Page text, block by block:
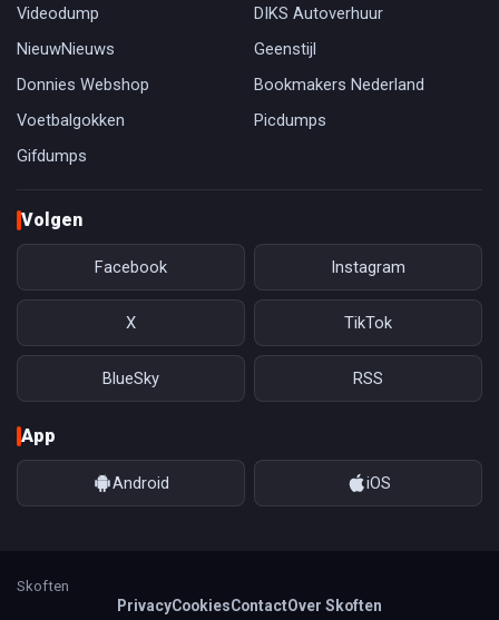
Videodump
DIKS Autoverhuur
NieuwNieuws
Geenstijl
Donnies Webshop
Bookmakers Nederland
Voetbalgokken
Picdumps
Gifdumps
Volgen
Facebook Instagram
X TikTok
BlueSky RSS
App
Android iOS
Skoften
PrivacyCookiesContactOver Skoften